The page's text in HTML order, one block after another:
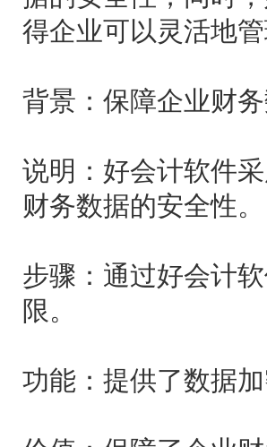
得企业可以灵活地
背景：保障企业财
说明：好会计软件
财务数据的安全性。
步骤：通过好会计
限。
功能：提供了数据